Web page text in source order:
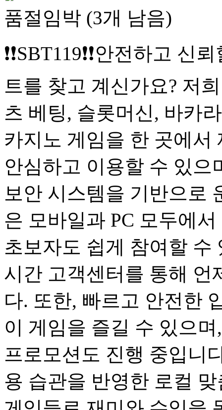
품절임박 (3개 남음)
❗❗SBT119❗❗안전하고
트를 찾고 계신가요? 저
츠 베팅, 슬롯머신, 바카
카지노 게임을 한 곳에서
안심하고 이용할 수 있으
보안 시스템을 기반으로
은 모바일과 PC 모두에
초보자도 쉽게 참여할 수
시간 고객센터를 통해 언
다. 또한, 빠르고 안전한
이 게임을 즐길 수 있으
프로모션도 진행 중입니
용 습관을 반영한 로컬